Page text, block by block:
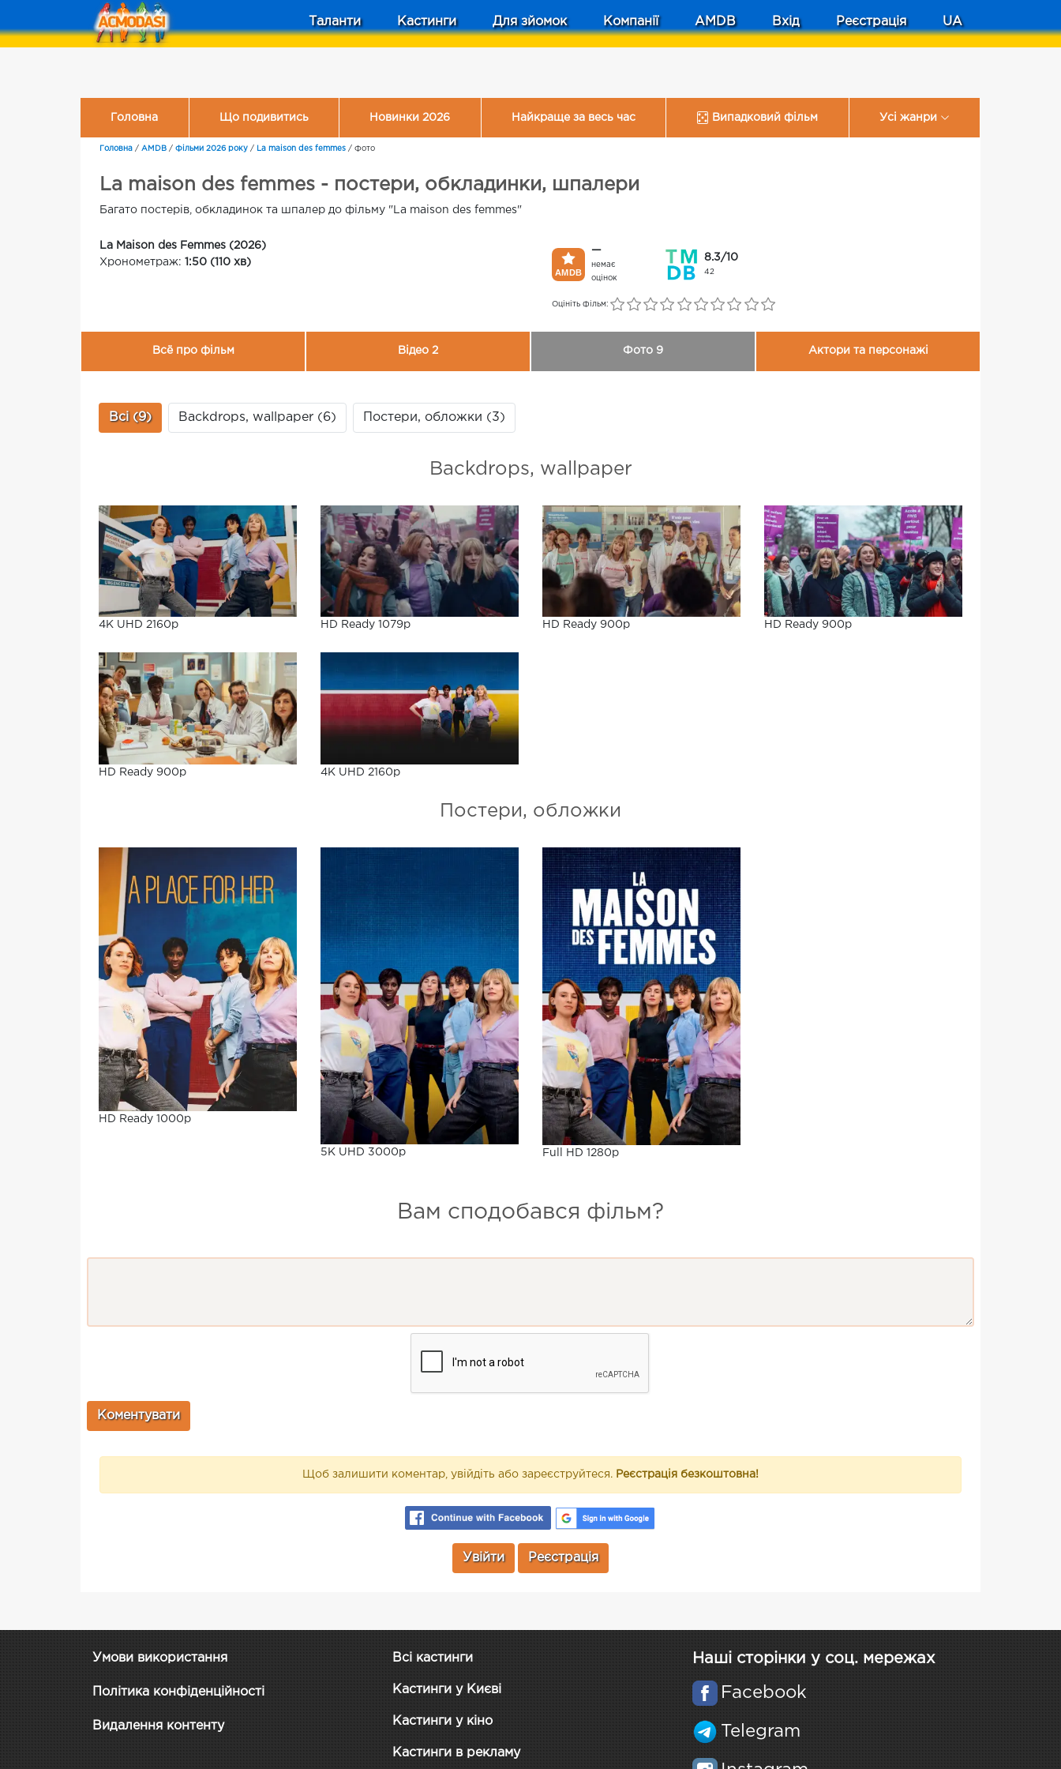
Таланти Кастинги Для зйомок Компанії AMDB Вхід Реєстрація UA
Головна Що подивитись Новинки 2026 Найкраще за весь час Випадковий фільм Усі жанри
Головна / AMDB / Фільми 2026 року / La maison des femmes / Фото
La maison des femmes - постери, обкладинки, шпалери
Багато постерів, обкладинок та шпалер до фільму "La maison des femmes"
La Maison des Femmes (2026)
Хронометраж: 1:50 (110 хв)
—
немає
оцінок
8.3/10
42
Оцініть фільм:
Всё про фільм Відео 2 Фото 9 Актори та персонажі
Всі (9) Backdrops, wallpaper (6) Постери, обложки (3)
Backdrops, wallpaper
4K UHD 2160p HD Ready 1079p HD Ready 900p HD Ready 900p
HD Ready 900p 4K UHD 2160p
Постери, обложки
HD Ready 1000p
5K UHD 3000p Full HD 1280p
Вам сподобався фільм?
Щоб залишити коментар, увійдіть або зареєструйтеся. Реєстрація безкоштовна!
Увійти Реєстрація
Умови використання
Політика конфіденційності
Видалення контенту
Всі кастинги
Кастинги у Києві
Кастинги у кіно
Кастинги в рекламу
Наші сторінки у соц. мережах
Facebook
Telegram